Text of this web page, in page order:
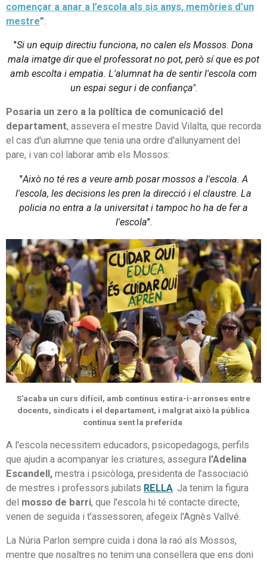
començar a anar a l’escola als sis anys, memòries d’un
mestre”:
"Si un equip directiu funciona, no calen els Mossos. Dona
mala imatge dir que el professorat no pot, però sí que es pot
amb escolta i empatia. L'alumnat ha de sentir l'escola com
un espai segur i de confiança".
Posaria un zero a la política de comunicació del
departament, assevera el mestre David Vilalta, que recorda
el cas d'un alumne que tenia una ordre d'allunyament del
pare, i van col·laborar amb els Mossos:
"Això no té res a veure amb posar mossos a l'escola. A
l'escola, les decisions les pren la direcció i el claustre. La
policia no entra a la universitat i tampoc ho ha de fer a
l'escola".
S'acaba un curs difícil, amb continus estira-i-arronses entre
docents, sindicats i el departament, i malgrat això la pública
continua sent la preferida
A l'escola necessitem educadors, psicopedagogs, perfils
que ajudin a acompanyar les criatures, assegura l'Adelina
Escandell, mestra i psicòloga, presidenta de l’associació
de mestres i professors jubilats RELLA . Ja tenim la figura
del mosso de barri, que l'escola hi té contacte directe,
venen de seguida i t'assessoren, afegeix l'Agnès Vallvé.
La Núria Parlon sempre cuida i dona la raó als Mossos,
mentre que nosaltres no tenim una consellera que ens doni